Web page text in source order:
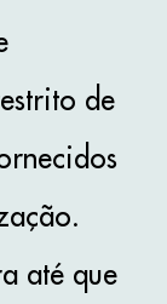
de
até que